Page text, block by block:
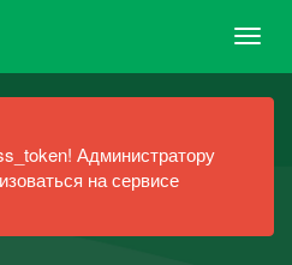
Администратору
на сервисе